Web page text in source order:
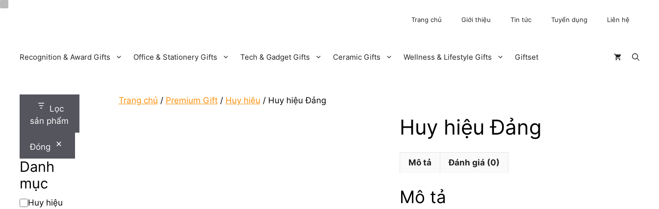
Chuyển
Trang chủ Giới thiệu Tin tức Tuyển dụng Liên hệ
Recognition & Award Gifts Office & Stationery Gifts Tech & Gadget Gifts Ceramic Gifts Wellness & Lifestyle Gifts Giftset
Trang chủ / Premium Gift/ Huy hiệu / Huy hiệu Đảng
Huy hiệu Đảng
Mô tả Đánh giá (0)
Mô tả
Lọc
sản phẩm
Đóng
Danh
mục
Danh
Huy hiệu